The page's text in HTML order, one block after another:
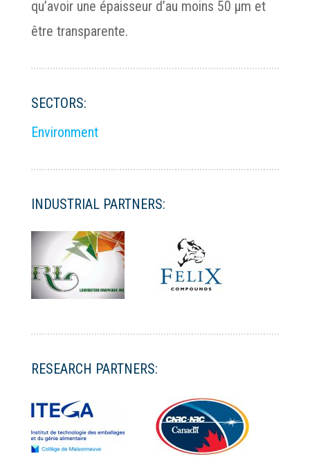
qu’avoir une épaisseur d’au moins 50 µm et
être transparente.
SECTORS:
Environment
INDUSTRIAL PARTNERS:
RESEARCH PARTNERS: